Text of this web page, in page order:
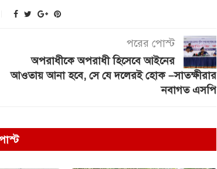
পরের পোস্ট
অপরাধীকে অপরাধী হিসেবে আইনের
আওতায় আনা হবে, সে যে দলেরই হোক –সাতক্ষীরার
নবাগত এসপি